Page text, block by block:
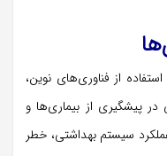
از فناوری‌های نوین،
پیشگیری از بیماری‌ها و
سیستم بهداشتی، خطر